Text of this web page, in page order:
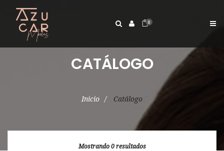
0
CATÁLOGO
Inicio Catálogo
Mostrando 0 resultados